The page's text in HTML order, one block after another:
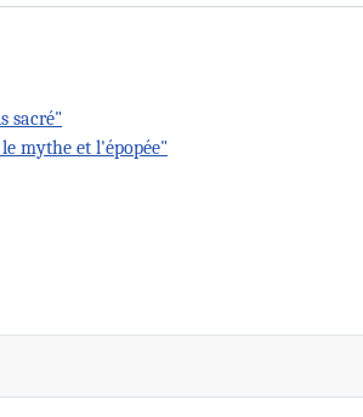
sacré"
le mythe et l'épopée"